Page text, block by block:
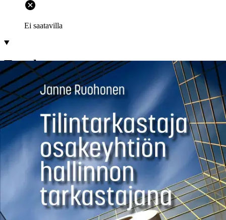
Ei saatavilla
Tuotekuvaus
Hallinnon tarkastus on keskeinen osa tilintarkastusta ja tämän kirjan
tärkein tehtävä on selvittää hallinnon tarkastuksen sisältö. Keskeiset
kysymykset ovat: 1. Mikä on lakisääteisen tilintarkastuksen
kohteena olevan hallinnon tarkastuksen sisältö? 2. Miten hallinnon
tarkastus suhteutuu TTL 3:5.5:ssa säädettyyn tilintarkastajan
huomautusvelvollisuuteen johdon toiminnasta? 3.
Milloin
tilintarkastaja voi joutua vahingonkorvausoikeudelliseen vastuuseen
hallinnon tarkastusta koskevasta laiminlyönnistä? Kirjassa otetaan
huomioon kansainvälisten tilintarkastusalan ISA-standardien
merkitys hallinnon tarkastuksen sisällöllisessä määrittelyssä. Lisäksi
kartoitetaan tilintarkastajan tarkastusvelvollisuuden rajoja, ja
mallinnetaan hallinnon tarkastuksessa noudatettavia keskeisiä
periaatteita. Kirjassa kiinnitetään erityistä huomiota osakeyhtiön